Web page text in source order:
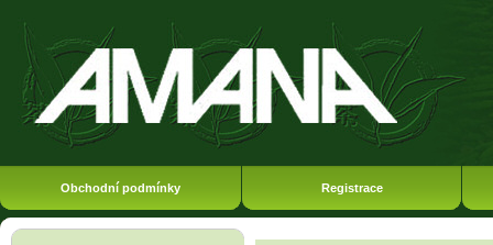
Obchodní podmínky Registrace